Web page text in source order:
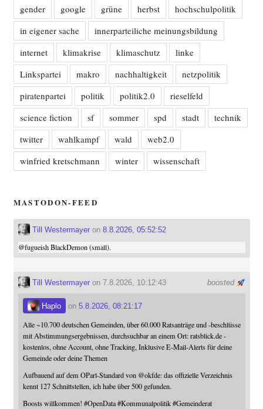
gender google grüne herbst
hochschulpolitik
in eigener sache
innerparteiliche meinungsbildung
internet
klimakrise klimaschutz
linke
Linkspartei
makro nachhaltigkeit
netzpolitik
piratenpartei
politik politik2.0
rieselfeld
science fiction
sf sommer spd stadt
technik
twitter
wahlkampf wald
web2.0
winfried kretschmann
winter wissenschaft
MASTODON-FEED
Till Westermayeron 8.8.2026, 05:52:52
@fugueishBlackDemon (small).
boosted
Till Westermayeron 7.8.2026, 10:12:43
Haplo on 5.8.2026, 08:21:17
Alle ~10.700 deutschen Gemeinden, über 60.000 Ratsanträge und -beschlüsse
mit Abstimmungsergebnissen, durchsuchbar an einem Ort: ratsblick.de -
kostenlos, ohne Account, ohne Tracking, Inklusive E-Mail-Alerts für deine
Gemeinde oder deine Themen
Aufbauend auf dem OParl-Standard von @okfde: das offizielle Verzeichnis
kennt 127 Schnittstellen, ich habe über 500 gefunden.
Boosts willkommen! #OpenData #Kommunalpolitik #Gemeinderat